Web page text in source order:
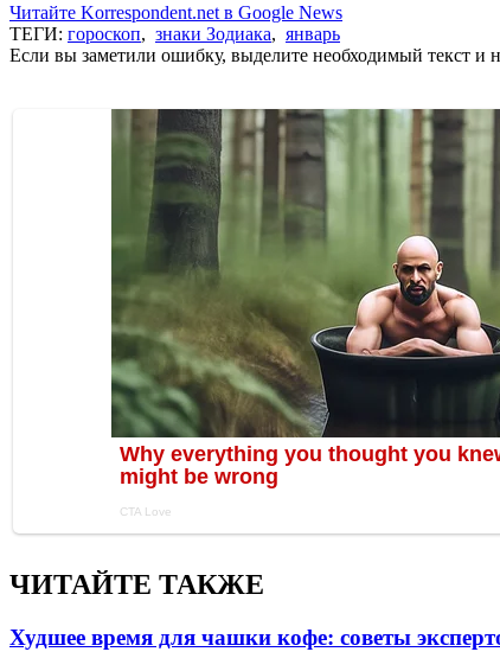
Читайте Korrespondent.net в Google News
ТЕГИ: гороскоп, знаки Зодиака, январь
Если вы заметили ошибку, выделите необходимый текст и
ЧИТАЙТЕ ТАКЖЕ
Худшее время для чашки кофе: советы